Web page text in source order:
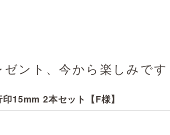
ント、今から楽しみです
15mm 2本セット【F様】